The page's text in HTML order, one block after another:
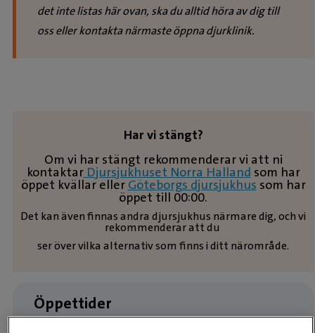
det inte listas här ovan, ska du alltid höra av dig till
oss eller kontakta närmaste öppna djurklinik.
Har vi stängt?
Om vi har stängt rekommenderar vi att ni
kontaktarDjursjukhuset Norra Halland som har
öppet kvällar eller Göteborgs djursjukhus som har
öppet till 00:00.
Det kan även finnas andra djursjukhus närmare dig, och vi
rekommenderar att du
ser över vilka alternativ som finns i ditt närområde.
Öppettider